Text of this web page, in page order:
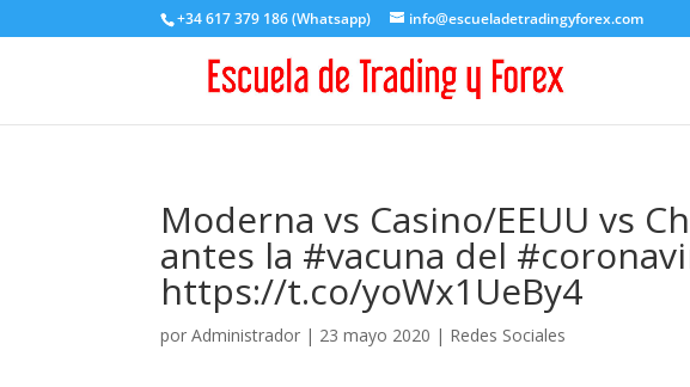
+34 617 379 186 (Whatsapp) info@escueladetradingyforex.com
Moderna vs Casino/EEUU vs
antes la #vacuna del
https://t.co/yoWx1UeBy4
porAdministrador | 23 mayo 2020 | Redes Sociales